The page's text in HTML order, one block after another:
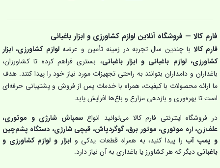
فارم کالا — فروشگاه آنلاین لوازم کشاورزی و ابزار باغبانی
فارم کالا با چندین سال تجربه در زمینه تأمین و عرضهلوازم کشاورزی، ابزار
کشاورزی، لوازم باغبانی و ابزار باغبانی، بستری فراهم کرده تا کشاورزان،
باغداران و دامداران بتوانند به راحتی تجهیزات مورد نیاز خود را پیدا کنند. هدف
ما ارائه محصولات با کیفیت، همراه با خدمات پس از فروش و پشتیبانی حرفه‌ای
است تا بهره‌وری و بازدهی مزارع و باغ‌ها افزایش یابد.
در فروشگاه اینترنتی فارم کالا می‌توانید انواعسمپاش شارژی و موتوری،
علف‌زن، اره موتوری، موتور برق، گوگردپاش، قیچی شارژی، دستگاه پشم‌چین
و پمپ آب را پیدا کنید، به همراه قطعات یدکی وابزار و لوازم کشاورزی و
باغبانی دیگر که هر کشاورز یا باغداری به آن نیاز دارد.